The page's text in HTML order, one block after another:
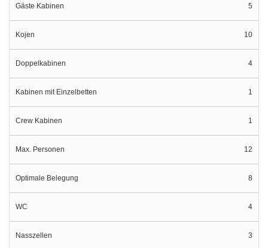
Gäste Kabinen 5
Kojen 10
Doppelkabinen 4
Kabinen mit Einzelbetten 1
Crew Kabinen 1
Max. Personen 12
Optimale Belegung 8
WC 4
Nasszellen 3